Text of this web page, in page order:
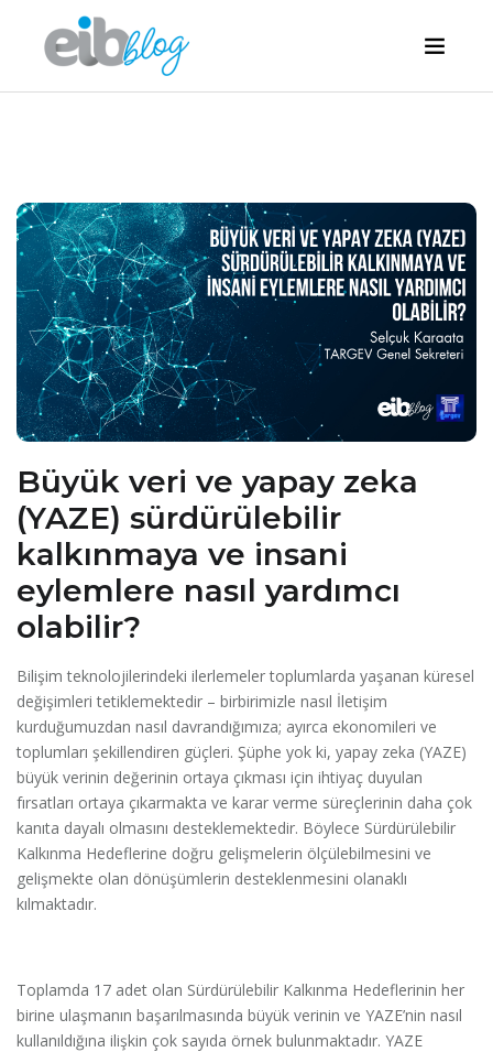
Büyük veri ve yapay zeka
(YAZE) sürdürülebilir
kalkınmaya ve insani
eylemlere nasıl yardımcı
olabilir?
Bilişim teknolojilerindeki ilerlemeler toplumlarda yaşanan küresel
değişimleri tetiklemektedir – birbirimizle nasıl İletişim
kurduğumuzdan nasıl davrandığımıza; ayırca ekonomileri ve
toplumları şekillendiren güçleri. Şüphe yok ki, yapay zeka (YAZE)
büyük verinin değerinin ortaya çıkması için ihtiyaç duyulan
fırsatları ortaya çıkarmakta ve karar verme süreçlerinin daha çok
kanıta dayalı olmasını desteklemektedir. Böylece Sürdürülebilir
Kalkınma Hedeflerine doğru gelişmelerin ölçülebilmesini ve
gelişmekte olan dönüşümlerin desteklenmesini olanaklı
kılmaktadır.
Toplamda 17 adet olan Sürdürülebilir Kalkınma Hedeflerinin her
birine ulaşmanın başarılmasında büyük verinin ve YAZE’nin nasıl
kullanıldığına ilişkin çok sayıda örnek bulunmaktadır. YAZE